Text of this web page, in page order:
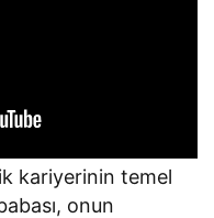
kariyerinin temel
onun